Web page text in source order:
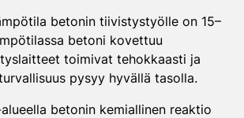
betonin tiivistystyölle on 15–
betoni kovettuu
toimivat tehokkaasti ja
pysyy hyvällä tasolla.
betonin kemiallinen reaktio